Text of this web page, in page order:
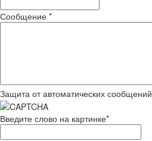
Сообщение *
Защита от автоматических сообщений
Введите слово на картинке*